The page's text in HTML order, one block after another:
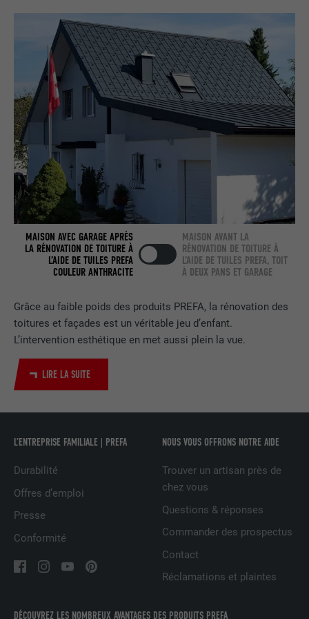
Grâce au faible poids des produits PREFA, la rénovation des
toitures et façades est un véritable jeu d’enfant.
L’intervention esthétique en met aussi plein la vue.
LIRE LA SUITE
MAISON AVEC GARAGE APRÈS
LA RÉNOVATION DE TOITURE À
L’AIDE DE TUILES PREFA
COULEUR ANTHRACITE
MAISON AVANT LA
RÉNOVATION DE TOITURE À
L’AIDE DE TUILES PREFA, TOIT
À DEUX PANS ET GARAGE
DÉCOUVREZ LES NOMBREUX AVANTAGES DES PRODUITS PREFA
L’ENTREPRISE FAMILIALE | PREFA
Durabilité
Offres d’emploi
Presse
Conformité
NOUS VOUS OFFRONS NOTRE AIDE
Trouver un artisan près de
chez vous
Questions & réponses
Commander des prospectus
Contact
Réclamations et plaintes
UTILITÉ
Internet contient une fenêtre « Suivez-
nous » intégrée.
NOM bcookie
FOURNISSEUR LinkedIn
EXPIRATION 2 ans
UTILITÉ
Utilisé par le service de réseau social
LinkedIn pour suivre l'utilisation de
services intégrés.
NOM bscookie
EXPIRATION 2 ans
UTILITÉ
Utilisé par le service de réseau social
UTILITÉ
Est utilisé pour suivre l'utilisateur sur
plusieurs sites Internet afin d'afficher de